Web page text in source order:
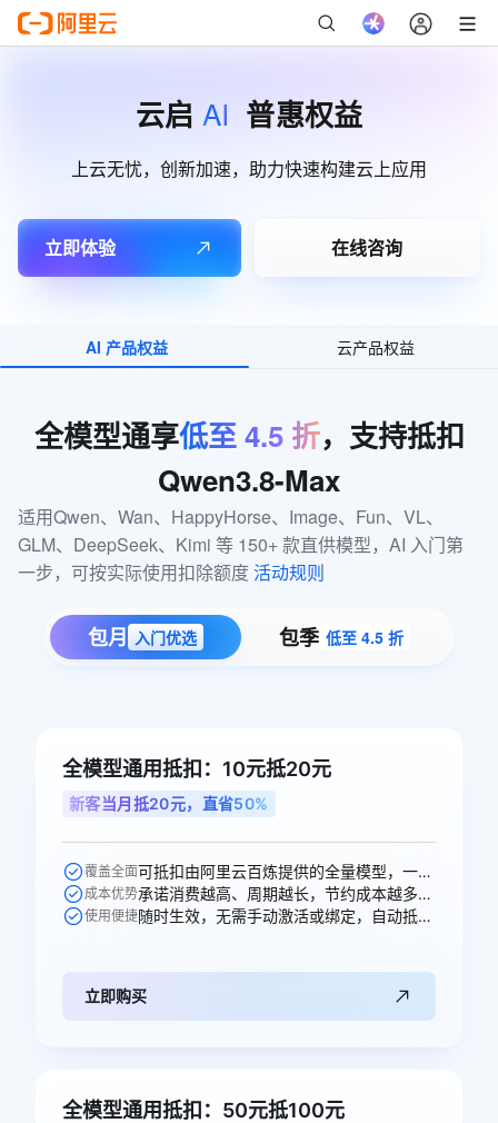
云启 AI 普惠权益
上云无忧，创新加速，助力快速构建云上应用
立即体验 在线咨询
AI 产品权益 云产品权益
全模型通享低至 4.5 折，支持抵扣
Qwen3.8-Max
适用Qwen、Wan、HappyHorse、Image、Fun、VL、
GLM、DeepSeek、Kimi 等 150+ 款直供模型，AI 入门第
一步，可按实际使用扣除额度 活动规则
包月 入门优选 包季 低至 4.5 折
全模型通用抵扣：10元抵20元
新客当月抵20元，直省50%
覆盖全面 可抵扣由阿里云百炼提供的全量模型，一次购买即可跨模型通享。
成本优势 承诺消费越高、周期越长，节约成本越多，直省10元。
使用便捷 随时生效，无需手动激活或绑定，自动抵扣。
立即购买
全模型通用抵扣：50元抵100元